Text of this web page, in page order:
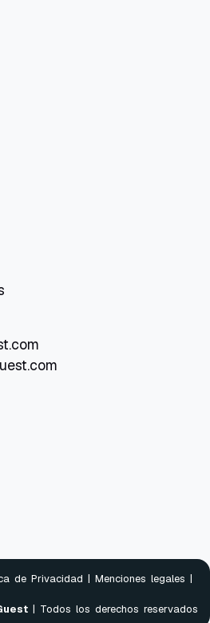
de Privacidad | Menciones legales |
| Todos los derechos reservados